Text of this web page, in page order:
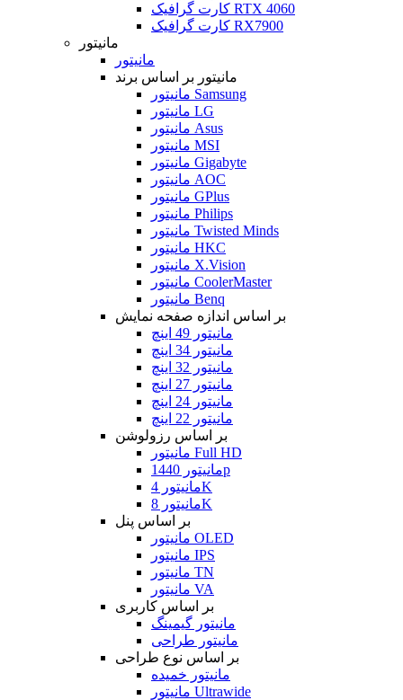
کارت گرافیک RTX 4060
کارت گرافیک RX7900
مانیتور
مانیتور
مانیتور بر اساس برند
مانیتور Samsung
مانیتور LG
مانیتور Asus
مانیتور MSI
مانیتور Gigabyte
مانیتور AOC
مانیتور GPlus
مانیتور Philips
مانیتور Twisted Minds
مانیتور HKC
مانیتور X.Vision
مانیتور CoolerMaster
مانیتور Benq
بر اساس اندازه صفحه نمایش
مانیتور 49 اینچ
مانیتور 34 اینچ
مانیتور 32 اینچ
مانیتور 27 اینچ
مانیتور 24 اینچ
مانیتور 22 اینچ
بر اساس رزولوشن
مانیتور Full HD
مانیتور 1440p
مانیتور 4K
مانیتور 8K
بر اساس پنل
مانیتور OLED
مانیتور IPS
مانیتور TN
مانیتور VA
بر اساس کاربری
مانیتور گیمینگ
مانیتور طراحی
بر اساس نوع طراحی
مانیتور خمیده
مانیتور Ultrawide